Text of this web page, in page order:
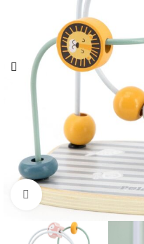
Padidinti nuotrauką